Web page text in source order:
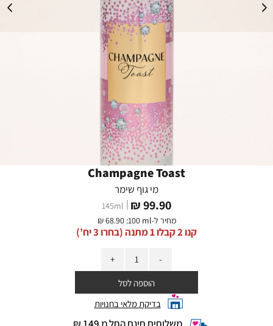
Champagne Toast
מי גוף שימר
מחיר
מוצר
99.90 ₪
145ml
מחיר ל-:100 ml
68.90 ₪
קנו 2 קבלו 1 מתנה (בחרו 3 יח’)
הוספה לסל
בדיקת מלאי בחנויות